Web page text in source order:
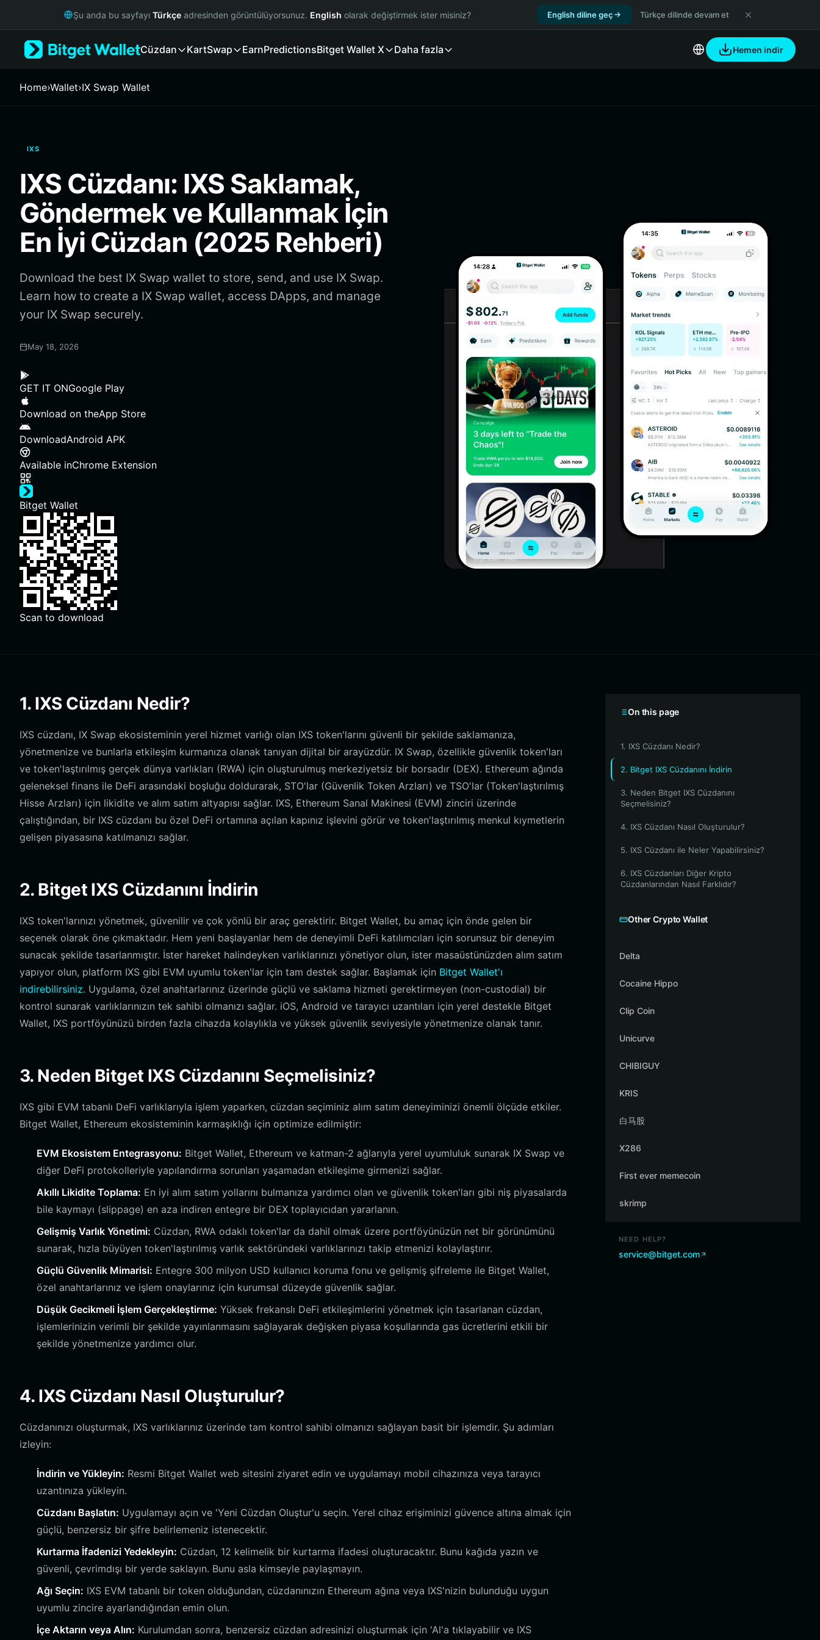
Русский
Italiano
繁體中文
Bahasa Indonesia
ภาษาไทย
Español
Português (Brasil)
Español (Argentina)
Şu anda bu sayfayı Türkçe adresinden görüntülüyorsunuz. English olarak değiştirmek ister misiniz? English diline geç Türkçe dilinde devam et
Cüzdan KartSwap EarnPredictionsBitget Wallet X Daha fazla Hemen indir
Home›Wallet›IX Swap Wallet
IXS
IXS Cüzdanı: IXS Saklamak,
Göndermek ve Kullanmak İçin
En İyi Cüzdan (2025 Rehberi)
Download the best IX Swap wallet to store, send, and use IX Swap.
Learn how to create a IX Swap wallet, access DApps, and manage
your IX Swap securely.
May 18, 2026
GET IT ONGoogle Play
Download on theApp Store
DownloadAndroid APK
Available inChrome Extension
Bitget Wallet
Scan to download
1. IXS Cüzdanı Nedir?
IXS cüzdanı, IX Swap ekosisteminin yerel hizmet varlığı olan IXS token'larını güvenli bir şekilde saklamanıza,
yönetmenize ve bunlarla etkileşim kurmanıza olanak tanıyan dijital bir arayüzdür. IX Swap, özellikle güvenlik token'ları
ve token'laştırılmış gerçek dünya varlıkları (RWA) için oluşturulmuş merkeziyetsiz bir borsadır (DEX). Ethereum ağında
geleneksel finans ile DeFi arasındaki boşluğu doldurarak, STO'lar (Güvenlik Token Arzları) ve TSO'lar (Token'laştırılmış
Hisse Arzları) için likidite ve alım satım altyapısı sağlar. IXS, Ethereum Sanal Makinesi (EVM) zinciri üzerinde
çalıştığından, bir IXS cüzdanı bu özel DeFi ortamına açılan kapınız işlevini görür ve token'laştırılmış menkul kıymetlerin
gelişen piyasasına katılmanızı sağlar.
2. Bitget IXS Cüzdanını İndirin
IXS token'larınızı yönetmek, güvenilir ve çok yönlü bir araç gerektirir. Bitget Wallet, bu amaç için önde gelen bir
seçenek olarak öne çıkmaktadır. Hem yeni başlayanlar hem de deneyimli DeFi katılımcıları için sorunsuz bir deneyim
sunacak şekilde tasarlanmıştır. İster hareket halindeyken varlıklarınızı yönetiyor olun, ister masaüstünüzden alım satım
yapıyor olun, platform IXS gibi EVM uyumlu token'lar için tam destek sağlar. Başlamak için Bitget Wallet'ı
indirebilirsiniz. Uygulama, özel anahtarlarınız üzerinde güçlü ve saklama hizmeti gerektirmeyen (non-custodial) bir
kontrol sunarak varlıklarınızın tek sahibi olmanızı sağlar. iOS, Android ve tarayıcı uzantıları için yerel destekle Bitget
Wallet, IXS portföyünüzü birden fazla cihazda kolaylıkla ve yüksek güvenlik seviyesiyle yönetmenize olanak tanır.
3. Neden Bitget IXS Cüzdanını Seçmelisiniz?
IXS gibi EVM tabanlı DeFi varlıklarıyla işlem yaparken, cüzdan seçiminiz alım satım deneyiminizi önemli ölçüde etkiler.
Bitget Wallet, Ethereum ekosisteminin karmaşıklığı için optimize edilmiştir:
EVM Ekosistem Entegrasyonu: Bitget Wallet, Ethereum ve katman-2 ağlarıyla yerel uyumluluk sunarak IX Swap ve
diğer DeFi protokolleriyle yapılandırma sorunları yaşamadan etkileşime girmenizi sağlar.
Akıllı Likidite Toplama: En iyi alım satım yollarını bulmanıza yardımcı olan ve güvenlik token'ları gibi niş piyasalarda
bile kaymayı (slippage) en aza indiren entegre bir DEX toplayıcıdan yararlanın.
Gelişmiş Varlık Yönetimi: Cüzdan, RWA odaklı token'lar da dahil olmak üzere portföyünüzün net bir görünümünü
sunarak, hızla büyüyen token'laştırılmış varlık sektöründeki varlıklarınızı takip etmenizi kolaylaştırır.
Güçlü Güvenlik Mimarisi: Entegre 300 milyon USD kullanıcı koruma fonu ve gelişmiş şifreleme ile Bitget Wallet,
özel anahtarlarınız ve işlem onaylarınız için kurumsal düzeyde güvenlik sağlar.
Düşük Gecikmeli İşlem Gerçekleştirme: Yüksek frekanslı DeFi etkileşimlerini yönetmek için tasarlanan cüzdan,
işlemlerinizin verimli bir şekilde yayınlanmasını sağlayarak değişken piyasa koşullarında gas ücretlerini etkili bir
şekilde yönetmenize yardımcı olur.
4. IXS Cüzdanı Nasıl Oluşturulur?
Cüzdanınızı oluşturmak, IXS varlıklarınız üzerinde tam kontrol sahibi olmanızı sağlayan basit bir işlemdir. Şu adımları
izleyin:
İndirin ve Yükleyin: Resmi Bitget Wallet web sitesini ziyaret edin ve uygulamayı mobil cihazınıza veya tarayıcı
uzantınıza yükleyin.
Cüzdanı Başlatın: Uygulamayı açın ve 'Yeni Cüzdan Oluştur'u seçin. Yerel cihaz erişiminizi güvence altına almak için
güçlü, benzersiz bir şifre belirlemeniz istenecektir.
Kurtarma İfadenizi Yedekleyin: Cüzdan, 12 kelimelik bir kurtarma ifadesi oluşturacaktır. Bunu kağıda yazın ve
güvenli, çevrimdışı bir yerde saklayın. Bunu asla kimseyle paylaşmayın.
Ağı Seçin: IXS EVM tabanlı bir token olduğundan, cüzdanınızın Ethereum ağına veya IXS'nizin bulunduğu uygun
uyumlu zincire ayarlandığından emin olun.
İçe Aktarın veya Alın: Kurulumdan sonra, benzersiz cüzdan adresinizi oluşturmak için 'Al'a tıklayabilir ve IXS
On this page
1. IXS Cüzdanı Nedir?
2. Bitget IXS Cüzdanını İndirin
3. Neden Bitget IXS Cüzdanını
Seçmelisiniz?
4. IXS Cüzdanı Nasıl Oluşturulur?
5. IXS Cüzdanı ile Neler Yapabilirsiniz?
6. IXS Cüzdanları Diğer Kripto
Cüzdanlarından Nasıl Farklıdır?
Other Crypto Wallet
Delta
Cocaine Hippo
Clip Coin
Unicurve
CHIBIGUY
KRIS
白马股
X286
First ever memecoin
skrimp
NEED HELP?
service@bitget.com